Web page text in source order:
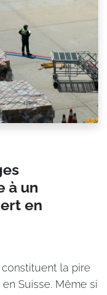
à un
en
la pire
Suisse. Même si